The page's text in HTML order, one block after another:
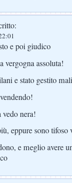
e poi giudico
vergogna assoluta!
e stato gestito
nera!
eppure sono tifoso
e meglio avere